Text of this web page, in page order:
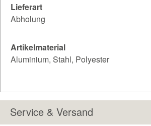
Lieferart
Abholung
Artikelmaterial
Aluminium, Stahl, Polyester
Service & Versand